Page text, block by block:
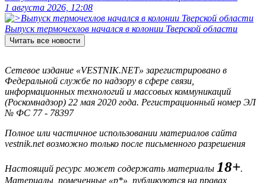
1 августа 2026, 12:08
Выпуск термочехлов начался в колонии Тверской области
Читать все новости
Сетевое издание «VESTNIK.NET» зарегистрировано в
Федеральной службе по надзору в сфере связи,
информационных технологий и массовых коммуникаций
(Роскомнадзор) 22 мая 2020 года. Регистрационный номер ЭЛ
№ ФС 77 - 78397
Полное или частичное использовании материалов сайта
vestnik.net возможно только после письменного разрешения
Настоящий ресурс может содержать материалы 18+.
Материалы, помеченные «р*», публикуются на правах